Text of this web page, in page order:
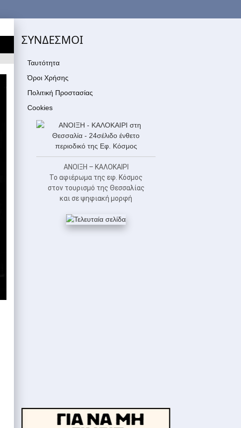
ΣΥΝΔΕΣΜΟΙ
Ταυτότητα
Όροι Χρήσης
Πολιτική Προστασίας
Cookies
ΑΝΟΙΞΗ – ΚΑΛΟΚΑΙΡΙ
Το αφιέρωμα της εφ. Κόσμος
στον τουρισμό της Θεσσαλίας
και σε ψηφιακή μορφή